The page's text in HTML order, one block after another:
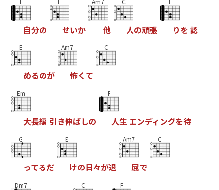
自分の せいか 他 人の頑張 りを 認
E
めるのが
Am7
怖く て
C
Em
大長編 引き伸ばしの
F
人生 エンディ ングを待
G
ってるだ
E
けの日々が退
Am7
屈で
C
Dm7 C F